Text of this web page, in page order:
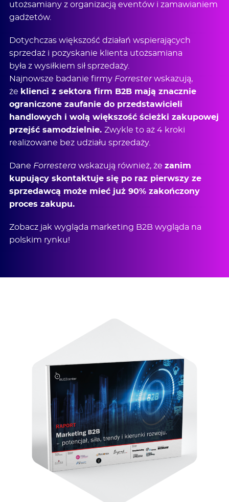
utożsamiany z organizacją eventów i zamawianiem
gadżetów.
Dotychczas większość działań wspierających
sprzedaż i pozyskanie klienta utożsamiana
była z wysiłkiem sił sprzedaży.
Najnowsze badanie firmy Forresterwskazują,
że klienci z sektora firm B2B mają znacznie
ograniczone zaufanie do przedstawicieli
handlowych i wolą większość ścieżki zakupowej
przejść samodzielnie. Zwykle to aż 4 kroki
realizowane bez udziału sprzedaży.
Dane Forrestera wskazują również, że zanim
kupujący skontaktuje się po raz pierwszy ze
sprzedawcą może mieć już 90% zakończony
proces zakupu.
Zobacz jak wygląda marketing B2B wygląda na
polskim rynku!